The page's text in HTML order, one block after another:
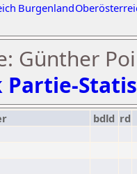
Burgenland
Günther
Partie-
bdld rd